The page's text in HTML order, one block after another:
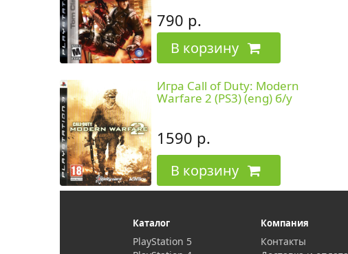
790 р.
В корзину
Игра Call of Duty: Modern
Warfare 2 (PS3) (eng) б/у
1590 р.
В корзину
Каталог
PlayStation 5
Компания
Контакты